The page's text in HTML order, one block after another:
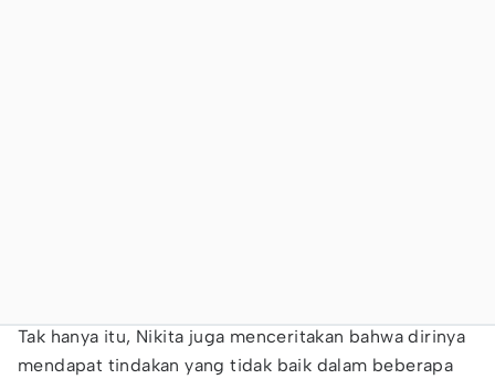
Tak hanya itu, Nikita juga menceritakan bahwa dirinya
mendapat tindakan yang tidak baik dalam beberapa